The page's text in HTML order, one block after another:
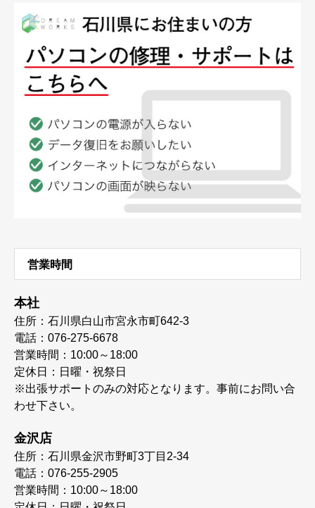
営業時間
本社
住所：石川県白山市宮永市町642-3
電話：076-275-6678
営業時間：10:00～18:00
定休日：日曜・祝祭日
※出張サポートのみの対応となります。事前にお問い合
わせ下さい。
金沢店
住所：石川県金沢市野町3丁目2-34
電話：076-255-2905
営業時間：10:00～18:00